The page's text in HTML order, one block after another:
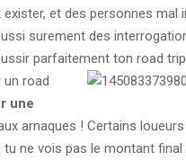
et des personnes
surement des
parfaitement ton road trip.
un road
une
arnaques ! Certains
tu ne vois pas le montant